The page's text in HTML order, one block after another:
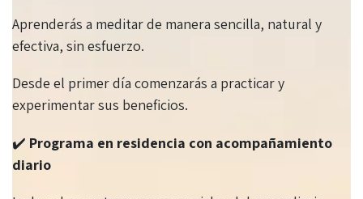
Aprenderás a meditar de manera sencilla, natural y
efectiva, sin esfuerzo.
Desde el primer día comenzarás a practicar y
experimentar sus beneficios.
✔️ Programa en residencia con acompañamiento
diario